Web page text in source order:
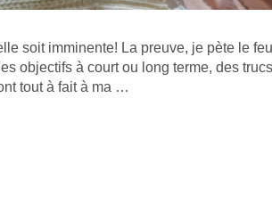
soit imminente! La preuve, je pète le feu
objectifs à court ou long terme, des trucs
tout à fait à ma …